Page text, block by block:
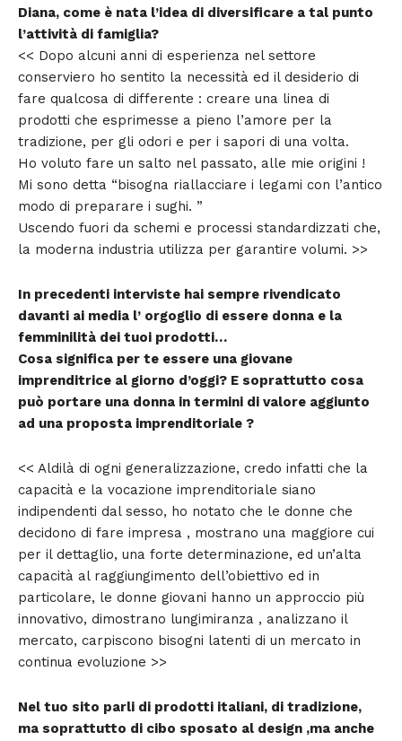
Diana, come è nata l’idea di diversificare a tal punto
l’attività di famiglia?
<< Dopo alcuni anni di esperienza nel settore
conserviero ho sentito la necessità ed il desiderio di
fare qualcosa di differente : creare una linea di
prodotti che esprimesse a pieno l’amore per la
tradizione, per gli odori e per i sapori di una volta.
Ho voluto fare un salto nel passato, alle mie origini !
Mi sono detta “bisogna riallacciare i legami con l’antico
modo di preparare i sughi. ”
Uscendo fuori da schemi e processi standardizzati che,
la moderna industria utilizza per garantire volumi. >>
In precedenti interviste hai sempre rivendicato
davanti ai media l’ orgoglio di essere donna e la
femminilità dei tuoi prodotti…
Cosa significa per te essere una giovane
imprenditrice al giorno d’oggi? E soprattutto cosa
può portare una donna in termini di valore aggiunto
ad una proposta imprenditoriale ?
<< Aldilà di ogni generalizzazione, credo infatti che la
capacità e la vocazione imprenditoriale siano
indipendenti dal sesso, ho notato che le donne che
decidono di fare impresa , mostrano una maggiore cui
per il dettaglio, una forte determinazione, ed un’alta
capacità al raggiungimento dell’obiettivo ed in
particolare, le donne giovani hanno un approccio più
innovativo, dimostrano lungimiranza , analizzano il
mercato, carpiscono bisogni latenti di un mercato in
continua evoluzione >>
Nel tuo sito parli di prodotti italiani, di tradizione,
ma soprattutto di cibo sposato al design ,ma anche